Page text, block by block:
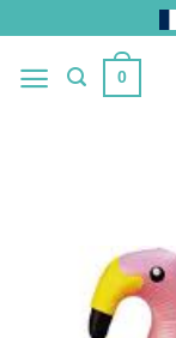
au
contenu
0